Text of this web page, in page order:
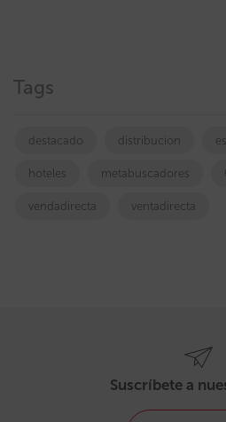
Tags
destacado distribucion
hoteles metabuscadores
vendadirecta ventadirecta
Suscríbete a